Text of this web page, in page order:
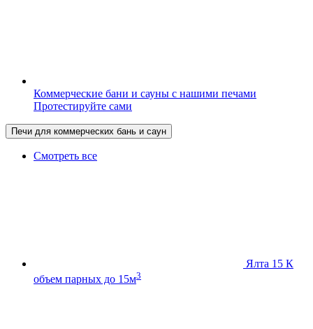
Коммерческие бани и сауны с нашими печами
Протестируйте сами
Печи для коммерческих бань и саун
Смотреть все
Ялта 15 К
объем парных до 15м3